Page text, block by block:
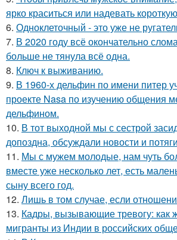
ярко краситься или надевать
6. Одноклеточный - это уже не
7. В 2020 году всё окончательно
больше не тянула всё одна.
8. Ключ к выживанию.
9. В 1960-х дельфин по имени питер
проекте Nasa по изучению общения
дельфином.
10. В тот выходной мы с сестрой
допоздна, обсуждали новости и
11. Мы с мужем молодые, нам чуть
вместе уже несколько лет, есть
сыну всего год.
12. Лишь в том случае, если
13. Кадры, вызывающие тревогу: как
мигранты из Индии в российских